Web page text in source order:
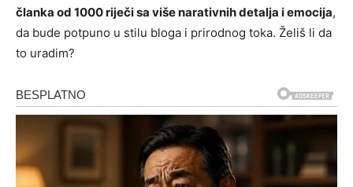
članka od 1000 riječi sa više narativnih detalja i emocija,
da bude potpuno u stilu bloga i prirodnog toka. Želiš li da
to uradim?